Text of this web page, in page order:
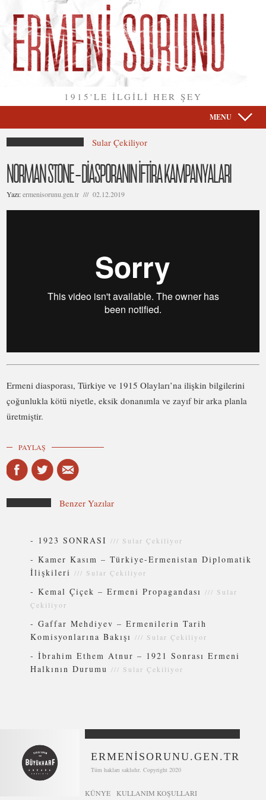
1915'LE İLGİLİ HER ŞEY
MENU
Sular Çekiliyor
NORMAN STONE – DİASPORANIN İFTİRA KAMPANYALARI
Yazı:ermenisorunu.gen.tr /// 02.12.2019
Ermeni diasporası, Türkiye ve 1915 Olayları’na ilişkin bilgilerini
çoğunlukla kötü niyetle, eksik donanımla ve zayıf bir arka planla
üretmiştir.
PAYLAŞ
Benzer Yazılar
- 1923 SONRASI /// Sular Çekiliyor
-Kamer Kasım – Türkiye-Ermenistan Diplomatik
İlişkileri /// Sular Çekiliyor
-Kemal Çiçek – Ermeni Propagandası /// Sular
Çekiliyor
-Gaffar Mehdiyev – Ermenilerin Tarih
Komisyonlarına Bakışı /// Sular Çekiliyor
-İbrahim Ethem Atnur – 1921 Sonrası Ermeni
Halkının Durumu /// Sular Çekiliyor
ERMENİSORUNU.GEN.TR
Tüm hakları saklıdır. Copyright 2020
KÜNYE
KULLANIM KOŞULLARI